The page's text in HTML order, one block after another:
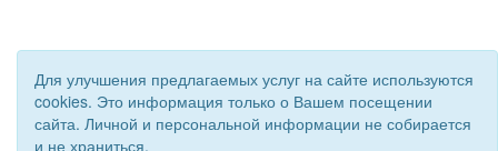
Для улучшения предлагаемых услуг на сайте используются
cookies. Это информация только о Вашем посещении
сайта. Личной и персональной информации не собирается
и не храниться.